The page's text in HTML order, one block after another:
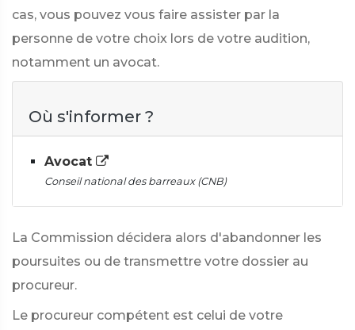
cas, vous pouvez vous faire assister par la
personne de votre choix lors de votre audition,
notamment un avocat.
Où s'informer ?
Avocat
Conseil national des barreaux (CNB)
La Commission décidera alors d'abandonner les
poursuites ou de transmettre votre dossier au
procureur.
Le procureur compétent est celui de votre